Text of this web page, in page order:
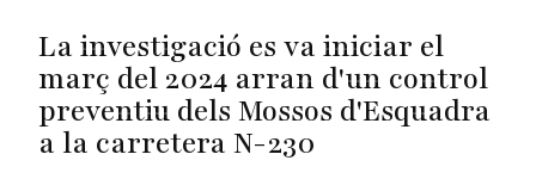
La investigació es va iniciar el
març del 2024 arran d'un control
preventiu dels Mossos d'Esquadra
a la carretera N-230